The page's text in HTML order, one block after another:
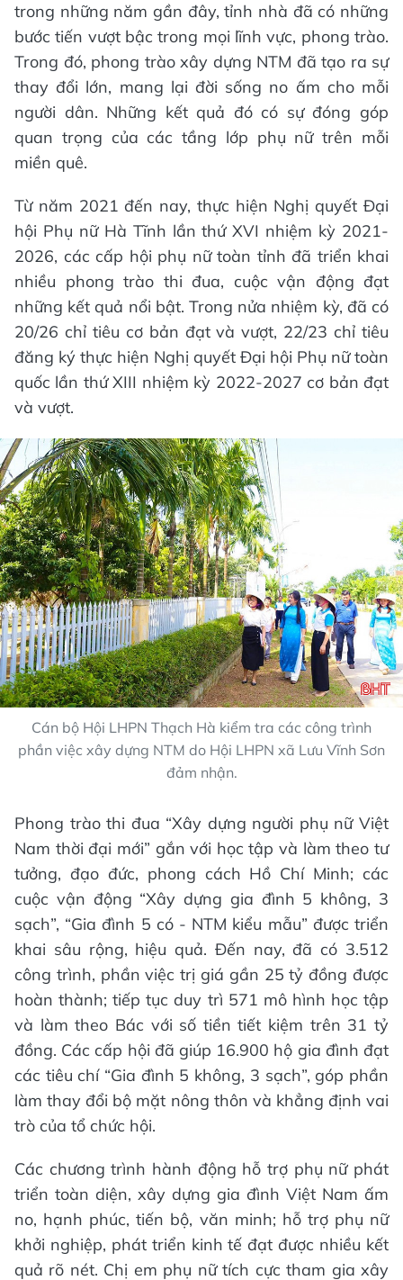
trong những năm gần đây, tỉnh nhà đã có những
bước tiến vượt bậc trong mọi lĩnh vực, phong trào.
Trong đó, phong trào xây dựng NTM đã tạo ra sự
thay đổi lớn, mang lại đời sống no ấm cho mỗi
người dân. Những kết quả đó có sự đóng góp
quan trọng của các tầng lớp phụ nữ trên mỗi
miền quê.
Từ năm 2021 đến nay, thực hiện Nghị quyết Đại
hội Phụ nữ Hà Tĩnh lần thứ XVI nhiệm kỳ 2021-
2026, các cấp hội phụ nữ toàn tỉnh đã triển khai
nhiều phong trào thi đua, cuộc vận động đạt
những kết quả nổi bật. Trong nửa nhiệm kỳ, đã có
20/26 chỉ tiêu cơ bản đạt và vượt, 22/23 chỉ tiêu
đăng ký thực hiện Nghị quyết Đại hội Phụ nữ toàn
quốc lần thứ XIII nhiệm kỳ 2022-2027 cơ bản đạt
và vượt.
Cán bộ Hội LHPN Thạch Hà kiểm tra các công trình
phần việc xây dựng NTM do Hội LHPN xã Lưu Vĩnh Sơn
đảm nhận.
Phong trào thi đua “Xây dựng người phụ nữ Việt
Nam thời đại mới” gắn với học tập và làm theo tư
tưởng, đạo đức, phong cách Hồ Chí Minh; các
cuộc vận động “Xây dựng gia đình 5 không, 3
sạch”, “Gia đình 5 có - NTM kiểu mẫu” được triển
khai sâu rộng, hiệu quả. Đến nay, đã có 3.512
công trình, phần việc trị giá gần 25 tỷ đồng được
hoàn thành; tiếp tục duy trì 571 mô hình học tập
và làm theo Bác với số tiền tiết kiệm trên 31 tỷ
đồng. Các cấp hội đã giúp 16.900 hộ gia đình đạt
các tiêu chí “Gia đình 5 không, 3 sạch”, góp phần
làm thay đổi bộ mặt nông thôn và khẳng định vai
trò của tổ chức hội.
Các chương trình hành động hỗ trợ phụ nữ phát
triển toàn diện, xây dựng gia đình Việt Nam ấm
no, hạnh phúc, tiến bộ, văn minh; hỗ trợ phụ nữ
khởi nghiệp, phát triển kinh tế đạt được nhiều kết
quả rõ nét. Chị em phụ nữ tích cực tham gia xây